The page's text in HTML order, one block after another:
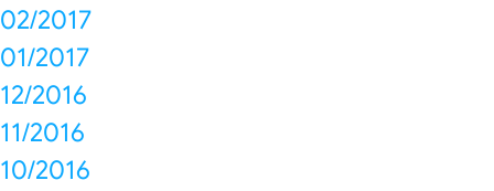
02/2017
01/2017
12/2016
11/2016
10/2016